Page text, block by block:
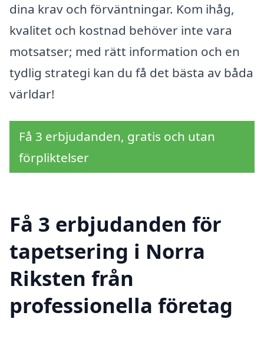
dina krav och förväntningar. Kom ihåg,
kvalitet och kostnad behöver inte vara
motsatser; med rätt information och en
tydlig strategi kan du få det bästa av båda
världar!
Få 3 erbjudanden, gratis och utan
förpliktelser
Få 3 erbjudanden för
tapetsering i Norra
Riksten från
professionella företag